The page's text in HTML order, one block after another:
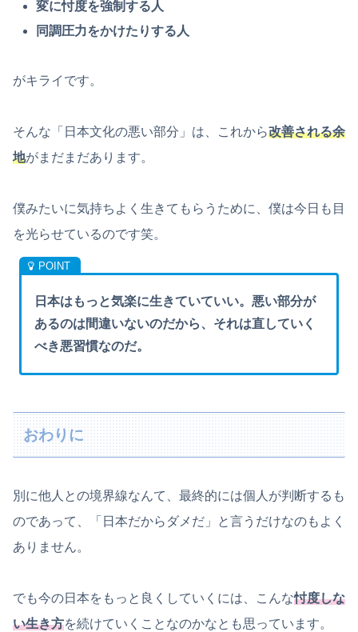
変に忖度を強制する人
同調圧力をかけたりする人
がキライです。
そんな「日本文化の悪い部分」は、これから改善される余
地がまだまだあります。
僕みたいに気持ちよく生きてもらうために、僕は今日も目
を光らせているのです笑。
日本はもっと気楽に生きていていい。悪い部分が
あるのは間違いないのだから、それは直していく
べき悪習慣なのだ。
おわりに
別に他人との境界線なんて、最終的には個人が判断するも
のであって、「日本だからダメだ」と言うだけなのもよく
ありません。
でも今の日本をもっと良くしていくには、こんな忖度しな
い生き方を続けていくことなのかなとも思っています。